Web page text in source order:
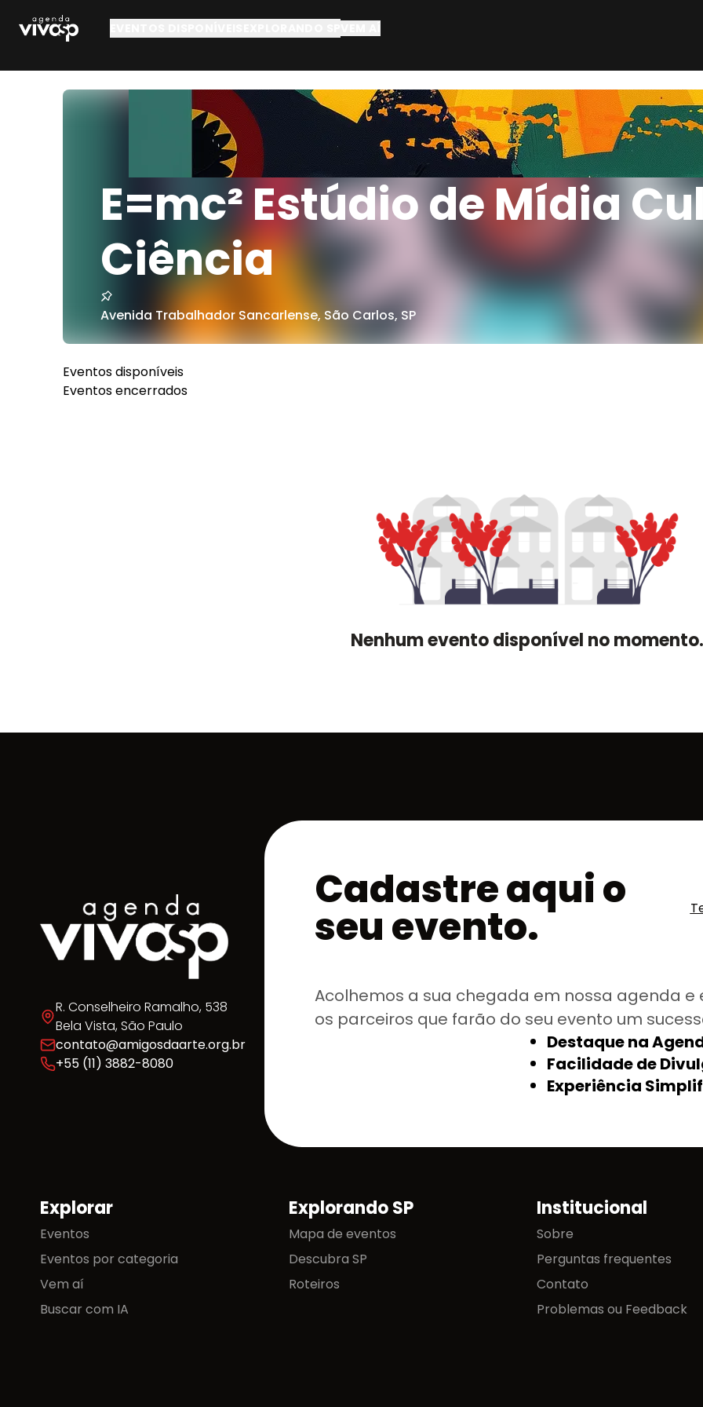
E=mc² Estúdio de Mídia
Ciência
Avenida Trabalhador Sancarlense, São Carlos, SP
Eventos disponíveis
Eventos encerrados
Nenhum evento disponível no momento.
R. Conselheiro Ramalho, 538
Bela Vista, São Paulo
contato@amigosdaarte.org.br
+55 (11) 3882-8080
Cadastre aqui o
seu evento.
Acolhemos a sua chegada em nossa agenda
os parceiros que farão do seu evento um
Destaque na
Facilidade de
Experiência
Mapa do site
Explorar
Eventos
Eventos por categoria
Vem aí
Buscar com IA
Explorando SP
Mapa de eventos
Descubra SP
Roteiros
Institucional
Sobre
Perguntas frequentes
Contato
Problemas ou Feedback